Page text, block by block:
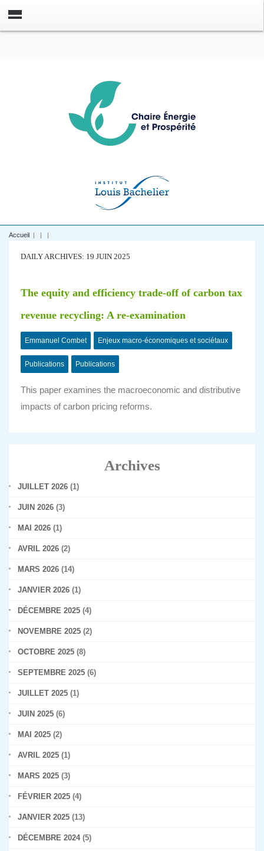
Accueil | | |
DAILY ARCHIVES: 19 JUIN 2025
The equity and efficiency trade-off of carbon tax
revenue recycling: A re-examination
Emmanuel Combet Enjeux macro-économiques et sociétaux
Publications Publications
This paper examines the macroeconomic and distributive
impacts of carbon pricing reforms.
Archives
JUILLET 2026 (1)
JUIN 2026 (3)
MAI 2026 (1)
AVRIL 2026 (2)
MARS 2026 (14)
JANVIER 2026 (1)
DÉCEMBRE 2025 (4)
NOVEMBRE 2025 (2)
OCTOBRE 2025 (8)
SEPTEMBRE 2025 (6)
JUILLET 2025 (1)
JUIN 2025 (6)
MAI 2025 (2)
AVRIL 2025 (1)
MARS 2025 (3)
FÉVRIER 2025 (4)
JANVIER 2025 (13)
DÉCEMBRE 2024(5)